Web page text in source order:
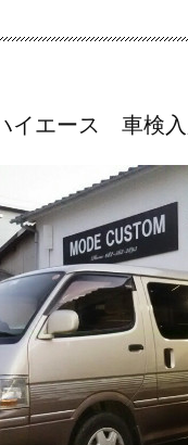
ース 車検入